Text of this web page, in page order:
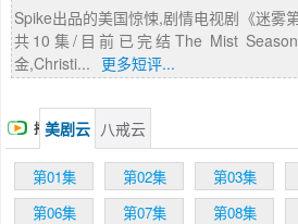
部，讲述一个发生
一场厚重的迷雾突
范围之内。受困的
一部原创剧集，虽
将拓展开来，讲述
Spike出品的美国惊悚,剧情电视剧《迷雾
共10集/目前已完结The Mist
金,Christi... 更多短评...
播美剧云 八戒云
第01集 第02集 第03集
第06集
第07集 第08集